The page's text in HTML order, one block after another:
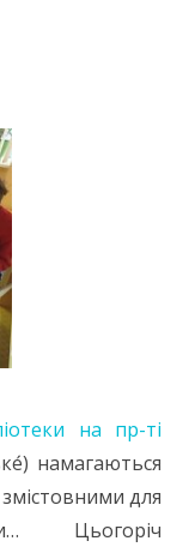
на пр-ті
намагаються
для
Цьогоріч